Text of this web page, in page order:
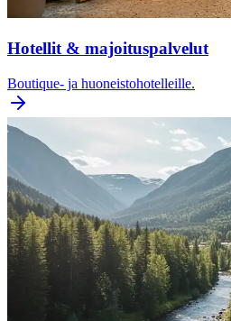
Hotellit & majoituspalvelut
Boutique- ja huoneistohotelleille.